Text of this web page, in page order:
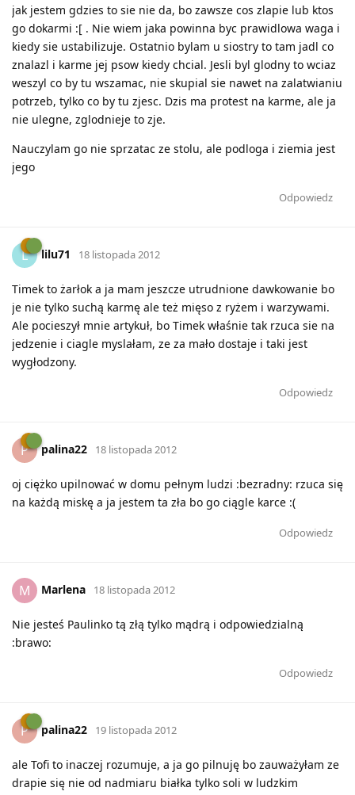
jak jestem gdzies to sie nie da, bo zawsze cos zlapie lub ktos
go dokarmi :[ . Nie wiem jaka powinna byc prawidlowa waga i
kiedy sie ustabilizuje. Ostatnio bylam u siostry to tam jadl co
znalazl i karme jej psow kiedy chcial. Jesli byl glodny to wciaz
weszyl co by tu wszamac, nie skupial sie nawet na zalatwianiu
potrzeb, tylko co by tu zjesc. Dzis ma protest na karme, ale ja
nie ulegne, zglodnieje to zje.
Nauczylam go nie sprzatac ze stolu, ale podloga i ziemia jest
jego
Odpowiedz
L lilu71 18 listopada 2012
Timek to żarłok a ja mam jeszcze utrudnione dawkowanie bo
je nie tylko suchą karmę ale też mięso z ryżem i warzywami.
Ale pocieszył mnie artykuł, bo Timek właśnie tak rzuca sie na
jedzenie i ciagle myslałam, ze za mało dostaje i taki jest
wygłodzony.
Odpowiedz
P palina22 18 listopada 2012
oj ciężko upilnować w domu pełnym ludzi :bezradny: rzuca się
na każdą miskę a ja jestem ta zła bo go ciągle karce :(
Odpowiedz
M Marlena 18 listopada 2012
Nie jesteś Paulinko tą złą tylko mądrą i odpowiedzialną
:brawo:
Odpowiedz
P palina22 19 listopada 2012
ale Tofi to inaczej rozumuje, a ja go pilnuję bo zauważyłam ze
drapie się nie od nadmiaru białka tylko soli w ludzkim